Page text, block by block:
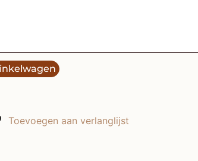
Toevoegen aan verlanglijst